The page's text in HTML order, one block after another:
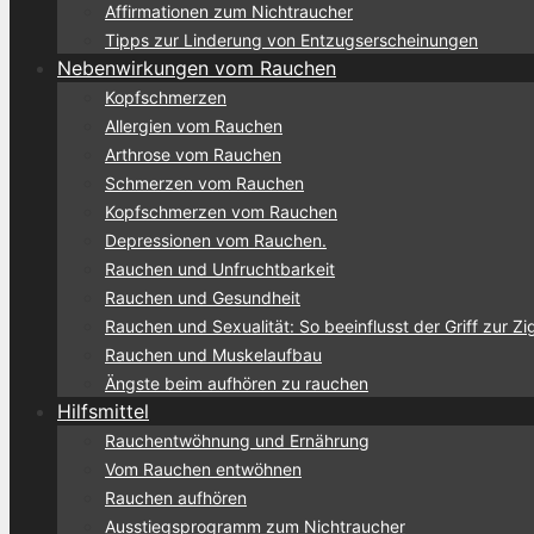
Affirmationen zum Nichtraucher
Tipps zur Linderung von Entzugserscheinungen
Nebenwirkungen vom Rauchen
Kopfschmerzen
Allergien vom Rauchen
Arthrose vom Rauchen
Schmerzen vom Rauchen
Kopfschmerzen vom Rauchen
Depressionen vom Rauchen.
Rauchen und Unfruchtbarkeit
Rauchen und Gesundheit
Rauchen und Sexualität: So beeinflusst der Griff zur
Rauchen und Muskelaufbau
Ängste beim aufhören zu rauchen
Hilfsmittel
Rauchentwöhnung und Ernährung
Vom Rauchen entwöhnen
Rauchen aufhören
Ausstiegsprogramm zum Nichtraucher